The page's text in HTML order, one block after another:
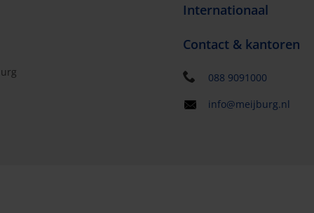
Internationaal
Contact & kantoren
088 9091000
info@meijburg.nl